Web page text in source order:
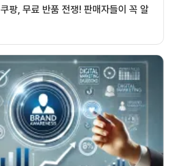
팡, 무료 반품 전쟁! 판매자들이 꼭 알